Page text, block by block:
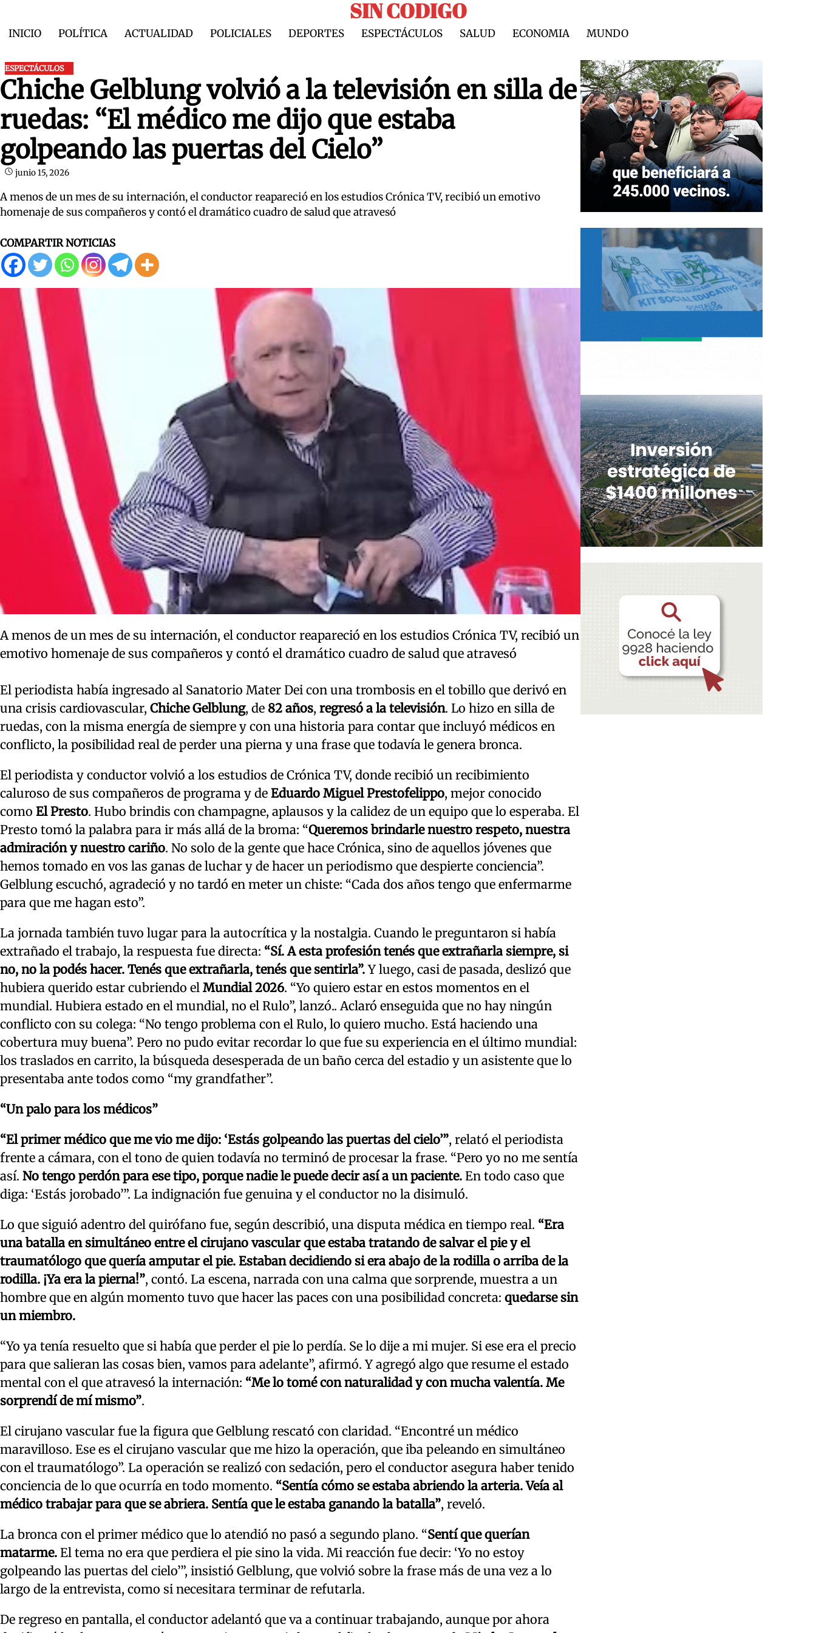
content
SIN CODIGO
INICIO POLÍTICA ACTUALIDAD POLICIALES DEPORTES ESPECTÁCULOS SALUD ECONOMIA MUNDO
ESPECTÁCULOS
Chiche Gelblung volvió a la televisión en silla de
ruedas: “El médico me dijo que estaba
golpeando las puertas del Cielo”
junio 15, 2026
A menos de un mes de su internación, el conductor reapareció en los estudios Crónica TV, recibió un emotivo
homenaje de sus compañeros y contó el dramático cuadro de salud que atravesó
COMPARTIR NOTICIAS
A menos de un mes de su internación, el conductor reapareció en los estudios Crónica TV, recibió un
emotivo homenaje de sus compañeros y contó el dramático cuadro de salud que atravesó
El periodista había ingresado al Sanatorio Mater Dei con una trombosis en el tobillo que derivó en
una crisis cardiovascular, Chiche Gelblung, de 82 años, regresó a la televisión. Lo hizo en silla de
ruedas, con la misma energía de siempre y con una historia para contar que incluyó médicos en
conflicto, la posibilidad real de perder una pierna y una frase que todavía le genera bronca.
El periodista y conductor volvió a los estudios de Crónica TV, donde recibió un recibimiento
caluroso de sus compañeros de programa y de Eduardo Miguel Prestofelippo, mejor conocido
como El Presto. Hubo brindis con champagne, aplausos y la calidez de un equipo que lo esperaba. El
Presto tomó la palabra para ir más allá de la broma: “Queremos brindarle nuestro respeto, nuestra
admiración y nuestro cariño. No solo de la gente que hace Crónica, sino de aquellos jóvenes que
hemos tomado en vos las ganas de luchar y de hacer un periodismo que despierte conciencia”.
Gelblung escuchó, agradeció y no tardó en meter un chiste: “Cada dos años tengo que enfermarme
para que me hagan esto”.
La jornada también tuvo lugar para la autocrítica y la nostalgia. Cuando le preguntaron si había
extrañado el trabajo, la respuesta fue directa: “Sí. A esta profesión tenés que extrañarla siempre, si
no, no la podés hacer. Tenés que extrañarla, tenés que sentirla”.Y luego, casi de pasada, deslizó que
hubiera querido estar cubriendo el Mundial 2026. “Yo quiero estar en estos momentos en el
mundial. Hubiera estado en el mundial, no el Rulo”, lanzó.. Aclaró enseguida que no hay ningún
conflicto con su colega: “No tengo problema con el Rulo, lo quiero mucho. Está haciendo una
cobertura muy buena”. Pero no pudo evitar recordar lo que fue su experiencia en el último mundial:
los traslados en carrito, la búsqueda desesperada de un baño cerca del estadio y un asistente que lo
presentaba ante todos como “my grandfather”.
“Un palo para los médicos”
“El primer médico que me vio me dijo: ‘Estás golpeando las puertas del cielo’”, relató el periodista
frente a cámara, con el tono de quien todavía no terminó de procesar la frase. “Pero yo no me sentía
así. No tengo perdón para ese tipo, porque nadie le puede decir así a un paciente. En todo caso que
diga: ‘Estás jorobado’”. La indignación fue genuina y el conductor no la disimuló.
Lo que siguió adentro del quirófano fue, según describió, una disputa médica en tiempo real. “Era
una batalla en simultáneo entre el cirujano vascular que estaba tratando de salvar el pie y el
traumatólogo que quería amputar el pie. Estaban decidiendo si era abajo de la rodilla o arriba de la
rodilla. ¡Ya era la pierna!”, contó. La escena, narrada con una calma que sorprende, muestra a un
hombre que en algún momento tuvo que hacer las paces con una posibilidad concreta: quedarse sin
un miembro.
“Yo ya tenía resuelto que si había que perder el pie lo perdía. Se lo dije a mi mujer. Si ese era el precio
para que salieran las cosas bien, vamos para adelante”, afirmó. Y agregó algo que resume el estado
mental con el que atravesó la internación: “Me lo tomé con naturalidad y con mucha valentía. Me
sorprendí de mí mismo”.
El cirujano vascular fue la figura que Gelblung rescató con claridad. “Encontré un médico
maravilloso. Ese es el cirujano vascular que me hizo la operación, que iba peleando en simultáneo
con el traumatólogo”. La operación se realizó con sedación, pero el conductor asegura haber tenido
conciencia de lo que ocurría en todo momento. “Sentía cómo se estaba abriendo la arteria. Veía al
médico trabajar para que se abriera. Sentía que le estaba ganando la batalla”, reveló.
La bronca con el primer médico que lo atendió no pasó a segundo plano. “Sentí que querían
matarme. El tema no era que perdiera el pie sino la vida. Mi reacción fue decir: ‘Yo no estoy
golpeando las puertas del cielo’”, insistió Gelblung, que volvió sobre la frase más de una vez a lo
largo de la entrevista, como si necesitara terminar de refutarla.
De regreso en pantalla, el conductor adelantó que va a continuar trabajando, aunque por ahora